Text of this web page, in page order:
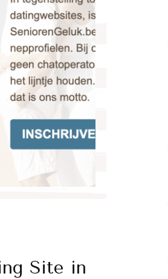
Site in